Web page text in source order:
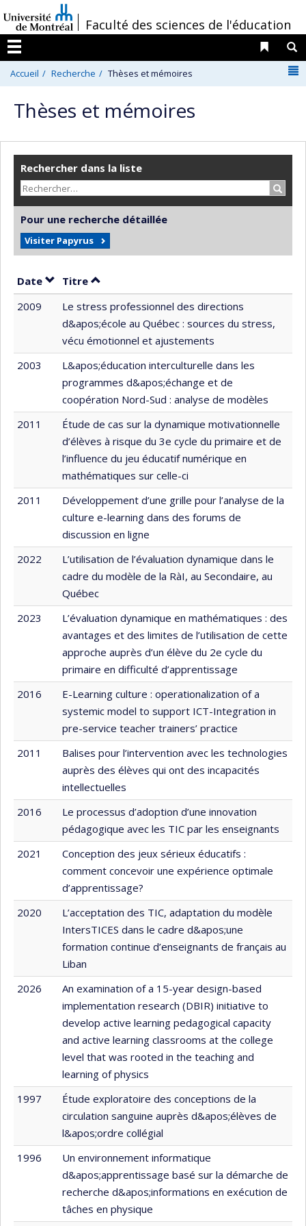
au
contenu
/Faculté des sciences de l'éducation
Menu
Liens
Accueil Recherche Thèses et mémoires
Thèses et mémoires
Rechercher dans la liste
Pour une recherche détaillée
Visiter Papyrus
Date Trier par date en ordre décroissant
Titre Trier par titre en ordre décroissant
2009
Le stress professionnel des directions
d&apos;école au Québec : sources du stress,
vécu émotionnel et ajustements
2003
L&apos;éducation interculturelle dans les
programmes d&apos;échange et de
coopération Nord-Sud : analyse de modèles
2011
Étude de cas sur la dynamique motivationnelle
d’élèves à risque du 3e cycle du primaire et de
l’influence du jeu éducatif numérique en
mathématiques sur celle-ci
2011
Développement d’une grille pour l’analyse de la
culture e-learning dans des forums de
discussion en ligne
2022
L’utilisation de l’évaluation dynamique dans le
cadre du modèle de la RàI, au Secondaire, au
Québec
2023
L’évaluation dynamique en mathématiques : des
avantages et des limites de l’utilisation de cette
approche auprès d’un élève du 2e cycle du
primaire en difficulté d’apprentissage
2016
E-Learning culture : operationalization of a
systemic model to support ICT-Integration in
pre-service teacher trainers’ practice
2011
Balises pour l’intervention avec les technologies
auprès des élèves qui ont des incapacités
intellectuelles
2016
Le processus d’adoption d’une innovation
pédagogique avec les TIC par les enseignants
2021
Conception des jeux sérieux éducatifs :
comment concevoir une expérience optimale
d’apprentissage?
2020
L’acceptation des TIC, adaptation du modèle
IntersTICES dans le cadre d&apos;une
formation continue d’enseignants de français au
Liban
2026
An examination of a 15-year design-based
implementation research (DBIR) initiative to
develop active learning pedagogical capacity
and active learning classrooms at the college
level that was rooted in the teaching and
learning of physics
1997
Étude exploratoire des conceptions de la
circulation sanguine auprès d&apos;élèves de
l&apos;ordre collégial
1996
Un environnement informatique
d&apos;apprentissage basé sur la démarche de
recherche d&apos;informations en exécution de
tâches en physique